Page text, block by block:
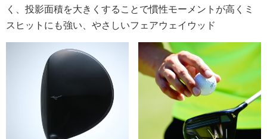
く、投影面積を大きくすることで慣性モーメントが高くミ
スヒットにも強い、やさしいフェアウェイウッド